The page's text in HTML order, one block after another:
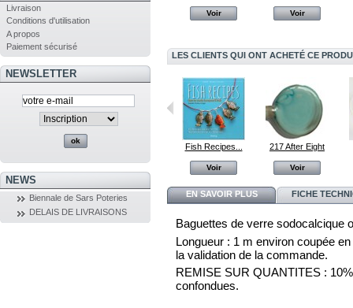
Livraison
Conditions d'utilisation
A propos
Paiement sécurisé
NEWSLETTER
NEWS
Biennale de Sars Poteries
DELAIS DE LIVRAISONS
Voir Voir
LES CLIENTS QUI ONT ACHETÉ CE
206 Sunset Fish Recipes...
Voir
217 After Eight
Voir
EN SAVOIR PLUS FICHE
Baguettes de verre sodocalcique
Longueur : 1 m environ coupée
la validation de la commande.
REMISE SUR QUANTITES :
confondues.